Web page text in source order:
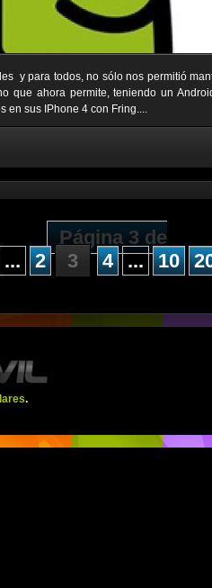
y para todos, no sólo nos permitió
que ahora permite, teniendo un
en sus IPhone 4 con Fring....
Página 3 de
... 2 3 4 ... 10
.